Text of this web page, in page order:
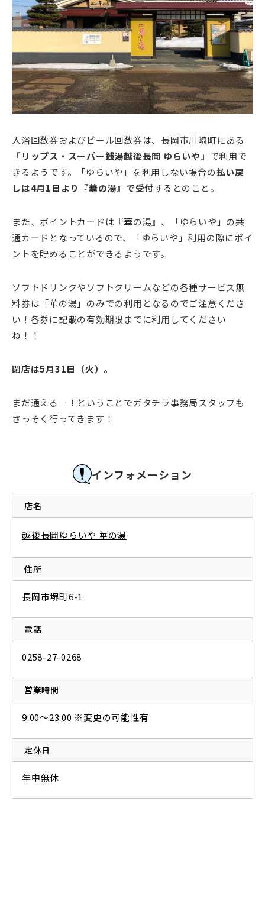
入浴回数券およびビール回数券は、長岡市川崎町にある
「リップス・スーパー銭湯越後長岡 ゆらいや」 で利用で
きるようです。「ゆらいや」を利用しない場合の払い戻
しは4月1日より『華の湯』で受付するとのこと。
また、ポイントカードは『華の湯』、「ゆらいや」の共
通カードとなっているので、「ゆらいや」利用の際にポイ
ントを貯めることができるようです。
ソフトドリンクやソフトクリームなどの各種サービス無
料券は「華の湯」のみでの利用となるのでご注意くださ
い！各券に記載の有効期限までに利用してください
ね！！
閉店は5月31日（火）。
まだ通える…！ということでガタチラ事務局スタッフも
さっそく行ってきます！
インフォメーション
店名
越後長岡ゆらいや 華の湯
住所
長岡市堺町6-1
電話
0258-27-0268
営業時間
9:00～23:00 ※変更の可能性有
定休日
年中無休